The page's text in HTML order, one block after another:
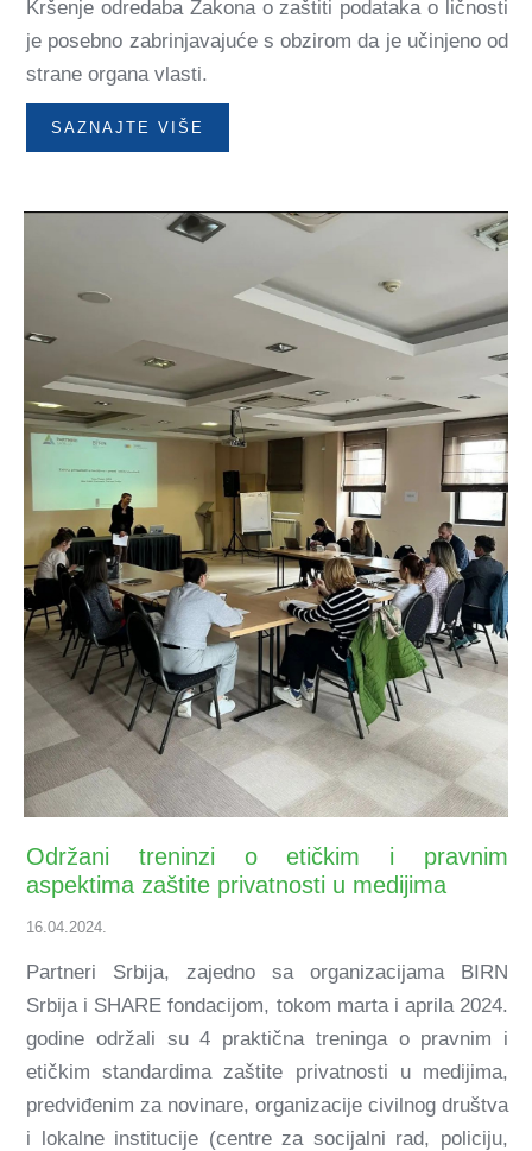
Kršenje odredaba Zakona o zaštiti podataka o ličnosti
je posebno zabrinjavajuće s obzirom da je učinjeno od
strane organa vlasti.
SAZNAJTE VIŠE
Održani treninzi o etičkim i pravnim
aspektima zaštite privatnosti u medijima
16.04.2024.
Partneri Srbija, zajedno sa organizacijama BIRN
Srbija i SHARE fondacijom, tokom marta i aprila 2024.
godine održali su 4 praktična treninga o pravnim i
etičkim standardima zaštite privatnosti u medijima,
predviđenim za novinare, organizacije civilnog društva
i lokalne institucije (centre za socijalni rad, policiju,